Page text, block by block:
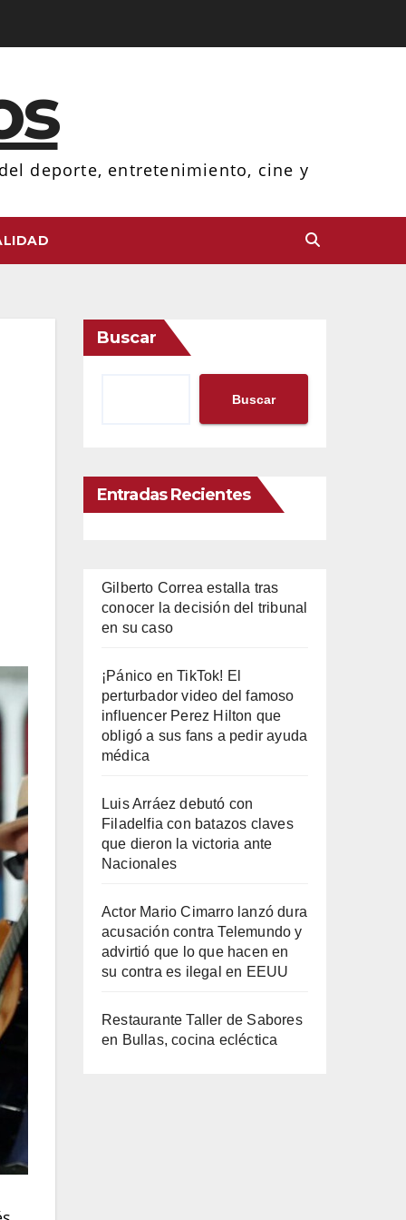
deporte, entretenimiento, cine y
Buscar
Buscar
Entradas Recientes
Gilberto Correa estalla tras
conocer la decisión del tribunal
en su caso
¡Pánico en TikTok! El
perturbador video del famoso
influencer Perez Hilton que
obligó a sus fans a pedir ayuda
médica
Luis Arráez debutó con
Filadelfia con batazos claves
que dieron la victoria ante
Nacionales
Actor Mario Cimarro lanzó dura
acusación contra Telemundo y
advirtió que lo que hacen en
su contra es ilegal en EEUU
Restaurante Taller de Sabores
en Bullas, cocina ecléctica